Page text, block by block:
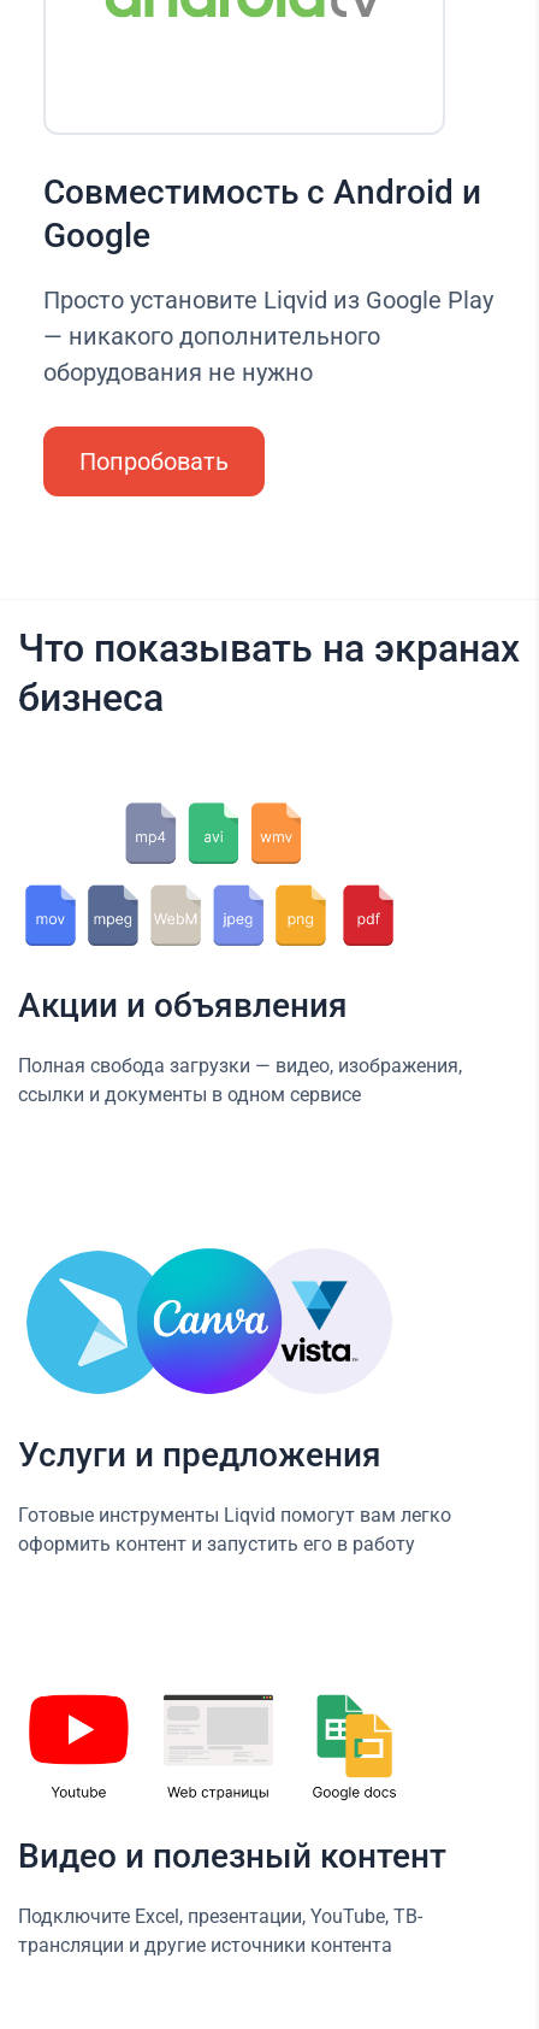
Совместимость с Android и
Google
Просто установите Liqvid из Google Play
— никакого дополнительного
оборудования не нужно
Попробовать
Что показывать на экранах
бизнеса
Акции и объявления
Полная свобода загрузки — видео, изображения,
ссылки и документы в одном сервисе
Услуги и предложения
Готовые инструменты Liqvid помогут вам легко
оформить контент и запустить его в работу
Видео и полезный контент
Подключите Excel, презентации, YouTube, ТВ-
трансляции и другие источники контента